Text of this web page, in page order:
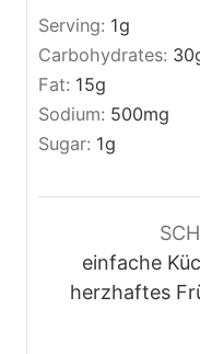
Serving: 1g
Carbohydrates: 30
Fat: 15g
Sodium: 500mg
Sugar: 1g
einfache
herzhaftes